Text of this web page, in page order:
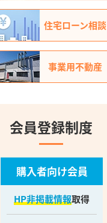
住宅ローン相談
事業用不動産
会員登録制度
購入者向け会員
HP非掲載情報取得